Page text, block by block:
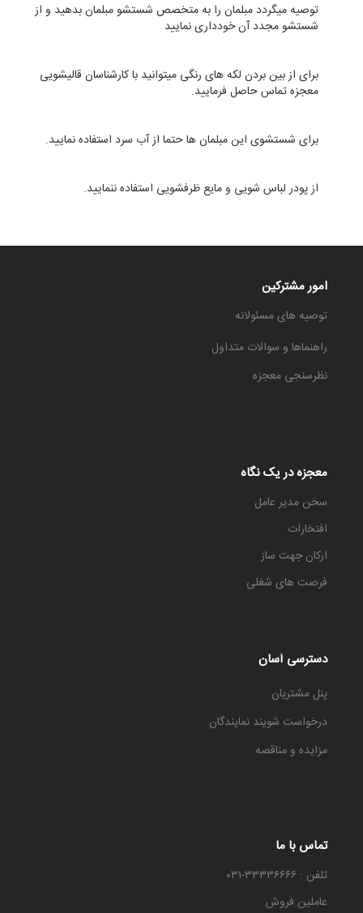
توصیه میگردد مبلمان را به متخصص شستشو مبلمان بدهید و از
شستشو مجدد آن خودداری نمایید
برای از بین بردن لکه های رنگی میتوانید با کارشناسان قالیشویی
معجزه تماس حاصل فرمایید.
برای شستشوی این مبلمان ها حتما از آب سرد استفاده نمایید.
از پودر لباس شویی و مایع ظرفشویی استفاده ننمایید.
امور مشترکین
توصیه های مسئولانه
راهنماها و سوالات متداول
نظرسنجی معجزه
معجزه در یک نگاه
سخن مدیر عامل
افتخارات
ارکان جهت ساز
فرصت های شغلی
دسترسی آسان
پنل مشتریان
درخواست شویند نمایندگان
مزایده و مناقصه
تماس با ما
تلفن : ۳۳۳۳۶۶۶۶-۰۳۱
عاملین فروش